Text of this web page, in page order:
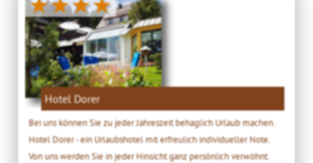
Hotel Dorer
Bei uns können Sie zu jeder Jahreszeit behaglich Urlaub machen.
Hotel Dorer - ein Urlaubshotel mit erfreulich individueller Note.
Von uns werden Sie in jeder Hinsicht ganz persönlich verwöhnt.